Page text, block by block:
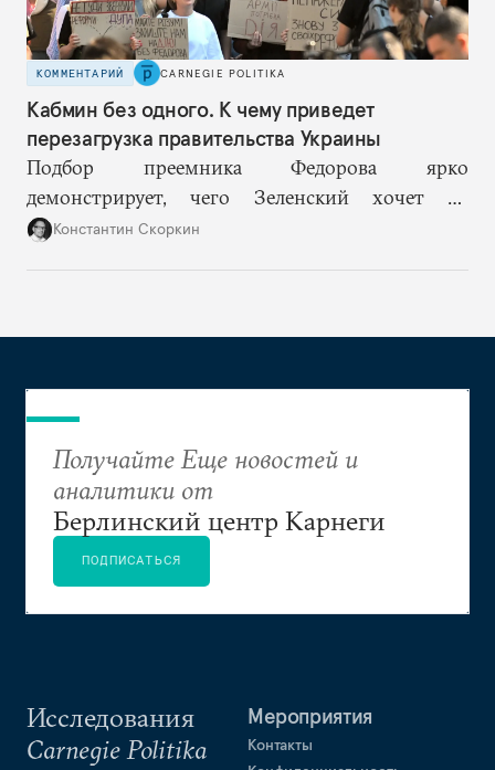
КОММЕНТАРИЙ CARNEGIE POLITIKA
Кабмин без одного. К чему приведет
перезагрузка правительства Украины
Подбор преемника Федорова ярко
демонстрирует, чего Зеленский хочет от
высшего военного руководства: продолжить
Константин Скоркин
Исследования
Carnegie Politika
Мероприятия
Контакты
Получайте Еще новостей и
аналитики от
Берлинский центр Карнеги
ПОДПИСАТЬСЯ